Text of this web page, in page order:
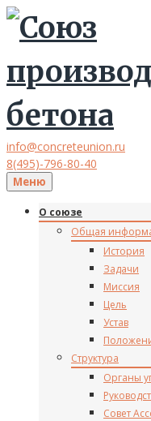
info@concreteunion.ru
8(495)-796-80-40
Меню
О союзе
Общая
История
Задачи
Миссия
Цель
Устав
Структура
Органы
Совет